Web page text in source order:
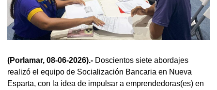
(Porlamar, 08-06-2026).- Doscientos siete abordajes
realizó el equipo de Socialización Bancaria en Nueva
Esparta, con la idea de impulsar a emprendedoras(es) en